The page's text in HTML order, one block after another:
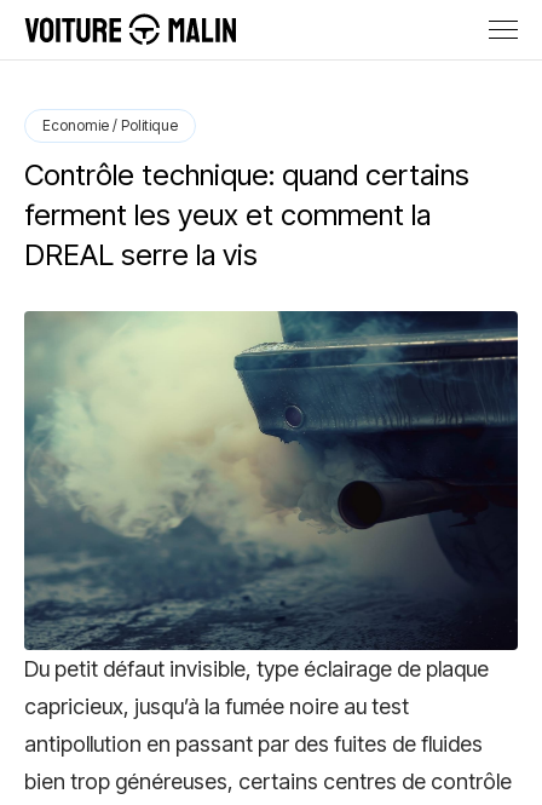
Economie / Politique
Contrôle technique: quand certains
ferment les yeux et comment la
DREAL serre la vis
Du petit défaut invisible, type éclairage de plaque
capricieux, jusqu’à la fumée noire au test
antipollution en passant par des fuites de fluides
bien trop généreuses, certains centres de contrôle